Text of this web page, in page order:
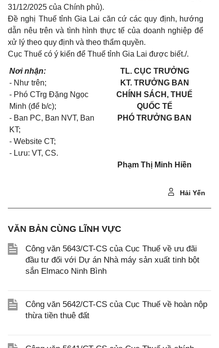
31/12/2025 của Chính phủ).
Đề nghị Thuế tỉnh Gia Lai căn cứ các quy định, hướng
dẫn nêu trên và tình hình thực tế của doanh nghiệp để
xử lý theo quy định và theo thẩm quyền.
Cục Thuế có ý kiến để Thuế tỉnh Gia Lai được biết./.
Nơi nhận:
- Như trên;
- Phó CTrg Đặng Ngọc
Minh (để b/c);
- Ban PC, Ban NVT, Ban
KT;
- Website CT;
- Lưu: VT, CS.
TL. CỤC TRƯỞNG
KT. TRƯỞNG BAN
CHÍNH SÁCH, THUẾ
QUỐC TẾ
PHÓ TRƯỞNG BAN
Phạm Thị Minh Hiền
Hải Yến
VĂN BẢN CÙNG LĨNH VỰC
Công văn 5643/CT-CS của Cục Thuế về ưu đãi
đầu tư đối với Dự án Nhà máy sản xuất tinh bột
sắn Elmaco Ninh Bình
Công văn 5642/CT-CS của Cục Thuế về hoàn nộp
thừa tiền thuê đất